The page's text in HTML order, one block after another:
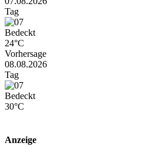
Tag
Bedeckt
24°C
Vorhersage
08.08.2026
Tag
Bedeckt
30°C
Anzeige